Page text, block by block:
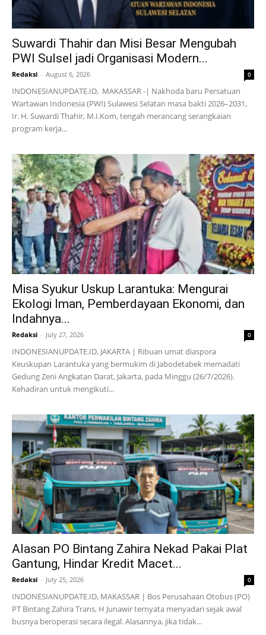
Suwardi Thahir dan Misi Besar Mengubah
PWI Sulsel jadi Organisasi Modern...
Redaksi - August 6, 2026 0
INDONESIANUPDATE.ID, MAKASSAR -| Nakhoda baru Persatuan
Wartawan Indonesia (PWI) Sulawesi Selatan masa bakti 2026–2031,
Ir. H. Suwardi Thahir, M.I.Kom, tengah merancang serangkaian
program kerja...
Misa Syukur Uskup Larantuka: Mengurai
Ekologi Iman, Pemberdayaan Ekonomi, dan
Indahnya...
Redaksi - July 27, 2026 0
INDONESIANUPDATE.ID, JAKARTA | Ribuan umat diaspora
Keuskupan Larantuka yang bermukim di Jabodetabek memadati
Gedung Zeni Angkatan Darat, Jakarta, pada Minggu (26/7/2026).
Kehadiran untuk mengikuti...
Alasan PO Bintang Zahira Nekad Pakai Plat
Gantung, Hindar Kredit Macet...
Redaksi - July 25, 2026 0
INDONESIANUPDATE.ID, MAKASSAR | Bos Perusahaan Otobus (PO)
PT Bintang Zahira Trans, H Junawir ternyata menyadari sejak awal
busnya beroperasi secara ilegal. Alasannya, jika tidak...